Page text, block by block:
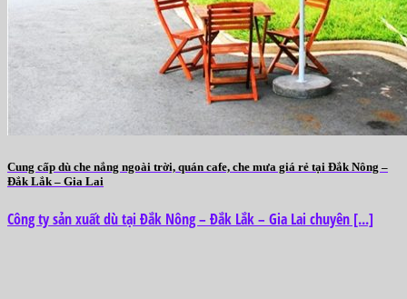
Cung cấp dù che nắng ngoài trời, quán cafe, che mưa giá rẻ tại Đắk Nông –
Đắk Lắk – Gia Lai
Công ty sản xuất dù tại Đắk Nông – Đắk Lắk – Gia Lai chuyên [...]